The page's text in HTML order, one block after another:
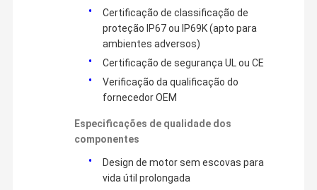
Certificação de classificação de
proteção IP67 ou IP69K (apto para
ambientes adversos)
Certificação de segurança UL ou CE
Verificação da qualificação do
fornecedor OEM
Especificações de qualidade dos
componentes
Design de motor sem escovas para
vida útil prolongada